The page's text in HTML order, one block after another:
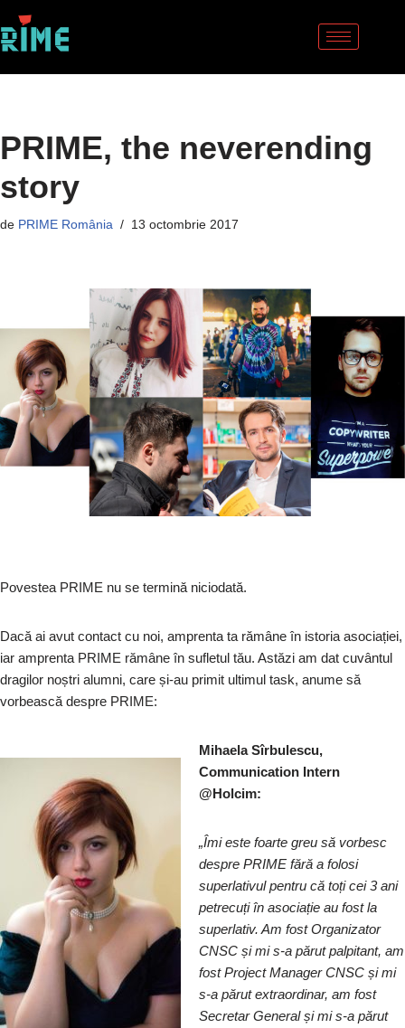
Sari
PRIME, the neverending
story
de PRIME România 13 octombrie 2017
Povestea PRIME nu se termină niciodată.
Dacă ai avut contact cu noi, amprenta ta rămâne în istoria asociației,
iar amprenta PRIME rămâne în sufletul tău. Astăzi am dat cuvântul
dragilor noștri alumni, care și-au primit ultimul task, anume să
vorbească despre PRIME:
Mihaela Sîrbulescu,
Communication Intern
@Holcim:
„Îmi este foarte greu să vorbesc
despre PRIME fără a folosi
superlativul pentru că toți cei 3 ani
petrecuți în asociație au fost la
superlativ. Am fost Organizator
CNSC și mi s-a părut palpitant, am
fost Project Manager CNSC și mi
s-a părut extraordinar, am fost
Secretar General și mi s-a părut